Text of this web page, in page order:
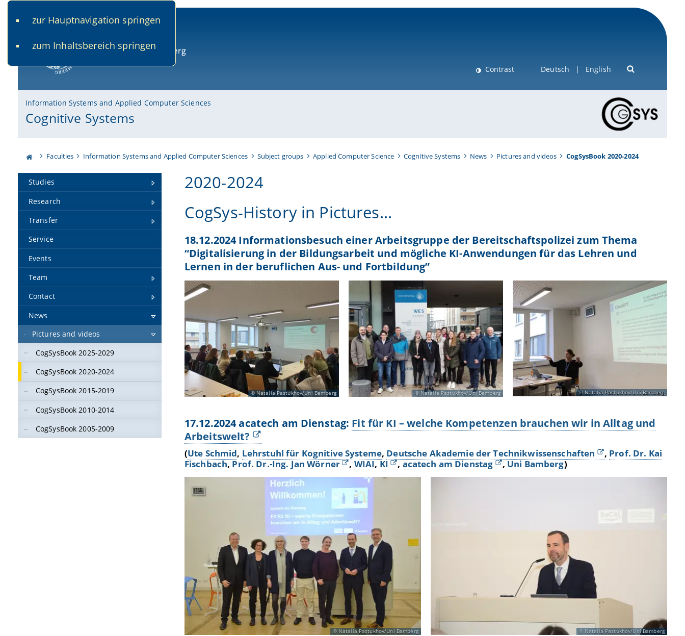
zur Hauptnavigation springen
zum Inhaltsbereich springen
Contrast Deutsch English
Information Systems and Applied Computer Sciences
Cognitive Systems
Faculties Information Systems and Applied Computer Sciences Subject groups Applied Computer Science Cognitive Systems News Pictures and videos CogSysBook 2020-2024
Studies
Research
Transfer
Service
Events
Team
Contact
News
Pictures and videos
CogSysBook 2025-2029
CogSysBook 2020-2024
CogSysBook 2015-2019
CogSysBook 2010-2014
CogSysBook 2005-2009
2020-2024
CogSys-History in Pictures…
18.12.2024 Informationsbesuch einer Arbeitsgruppe der Bereitschaftspolizei zum Thema
“Digitalisierung in der Bildungsarbeit und mögliche KI-Anwendungen für das Lehren und
Lernen in der beruflichen Aus- und Fortbildung”
Natalia Pastukhov/Uni Bamberg Natalia Pastukhov/Uni Bamberg Natalia Pastukhov/Uni Bamberg
17.12.2024 acatech am Dienstag: Fit für KI – welche Kompetenzen brauchen wir in Alltag und
Arbeitswelt?
(Ute Schmid, Lehrstuhl für Kognitive Systeme, Deutsche Akademie der Technikwissenschaften , Prof. Dr. Kai
Fischbach, Prof. Dr.-Ing. Jan Wörner , WIAI, KI , acatech am Dienstag , Uni Bamberg)
Natalia Pastukhov/Uni Bamberg Natalia Pastukhov/Uni Bamberg